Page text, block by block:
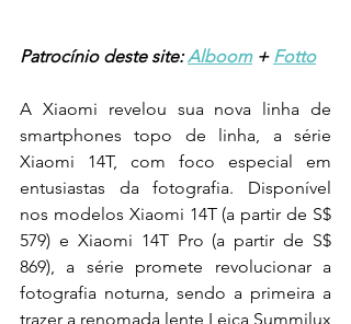
Patrocínio deste site: Alboom + Fotto
A Xiaomi revelou sua nova linha de
smartphones topo de linha, a série
Xiaomi 14T, com foco especial em
entusiastas da fotografia. Disponível
nos modelos Xiaomi 14T (a partir de S$
579) e Xiaomi 14T Pro (a partir de S$
869), a série promete revolucionar a
fotografia noturna, sendo a primeira a
trazer a renomada lente Leica Summilux